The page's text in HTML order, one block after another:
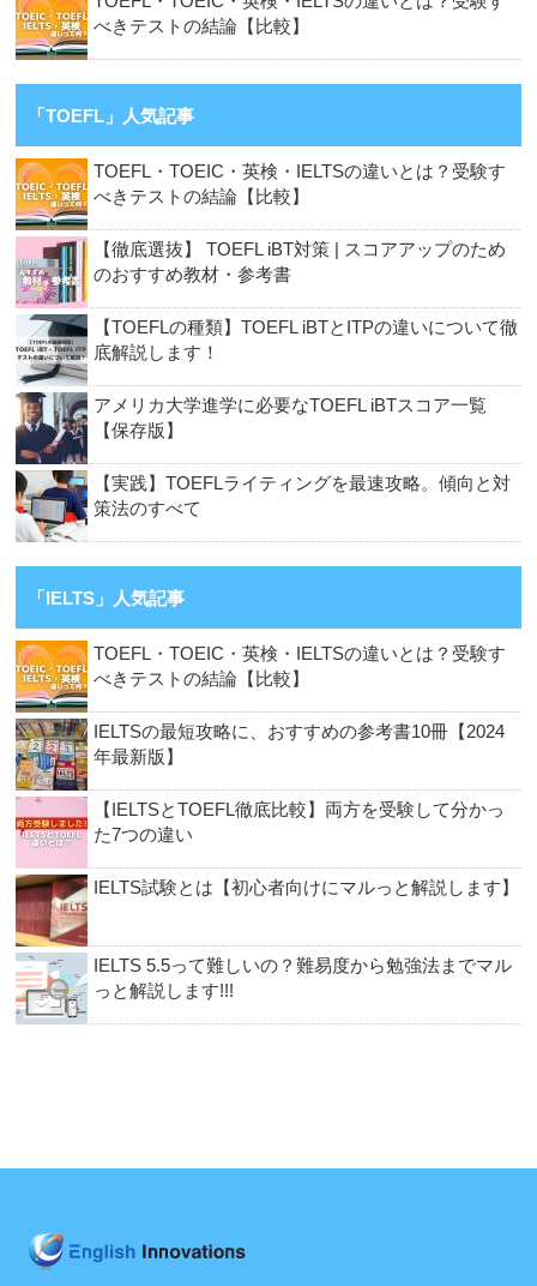
べきテストの結論【比較】
「TOEFL」人気記事
TOEFL・TOEIC・英検・IELTSの違いとは？受験す
べきテストの結論【比較】
【徹底選抜】 TOEFL iBT対策 | スコアアップのため
のおすすめ教材・参考書
【TOEFLの種類】TOEFL iBTとITPの違いについて徹
底解説します！
アメリカ大学進学に必要なTOEFL iBTスコア一覧
【保存版】
【実践】TOEFLライティングを最速攻略。傾向と対
策法のすべて
「IELTS」人気記事
TOEFL・TOEIC・英検・IELTSの違いとは？受験す
べきテストの結論【比較】
IELTSの最短攻略に、おすすめの参考書10冊【2024
年最新版】
【IELTSとTOEFL徹底比較】両方を受験して分かっ
た7つの違い
IELTS試験とは【初心者向けにマルっと解説します】
IELTS 5.5って難しいの？難易度から勉強法までマル
っと解説します!!!